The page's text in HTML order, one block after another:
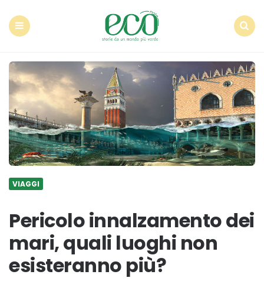
VIAGGI
Pericolo innalzamento dei
mari, quali luoghi non
esisteranno più?